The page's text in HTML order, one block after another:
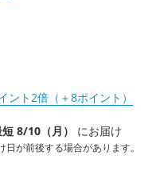
ント2倍（＋8ポイント）
8/10（月） にお届け
が前後する場合があります。